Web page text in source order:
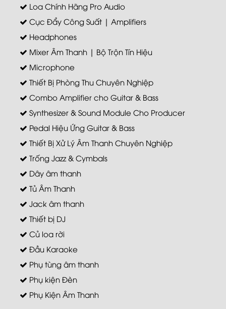
Loa Chính Hãng Pro Audio
Cục Đẩy Công Suất | Amplifiers
Headphones
Mixer Âm Thanh | Bộ Trộn Tín Hiệu
Microphone
Thiết Bị Phòng Thu Chuyên Nghiệp
Combo Amplifier cho Guitar & Bass
Synthesizer & Sound Module Cho Producer
Pedal Hiệu Ứng Guitar & Bass
Thiết Bị Xử Lý Âm Thanh Chuyên Nghiệp
Trống Jazz & Cymbals
Dây âm thanh
Tủ Âm Thanh
Jack âm thanh
Thiết bị DJ
Củ loa rời
Đầu Karaoke
Phụ tùng âm thanh
Phụ kiện Đèn
Phụ Kiện Âm Thanh